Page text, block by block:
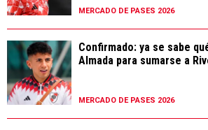
MERCADO DE PASES 2026
Confirmado: ya se sabe
Almada para sumarse a
MERCADO DE PASES 2026